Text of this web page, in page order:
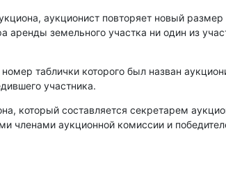
аукционист повторяет новый размер
аренды земельного участка ни один из
таблички которого был назван
участника.
который составляется секретарем
членами аукционной комиссии и